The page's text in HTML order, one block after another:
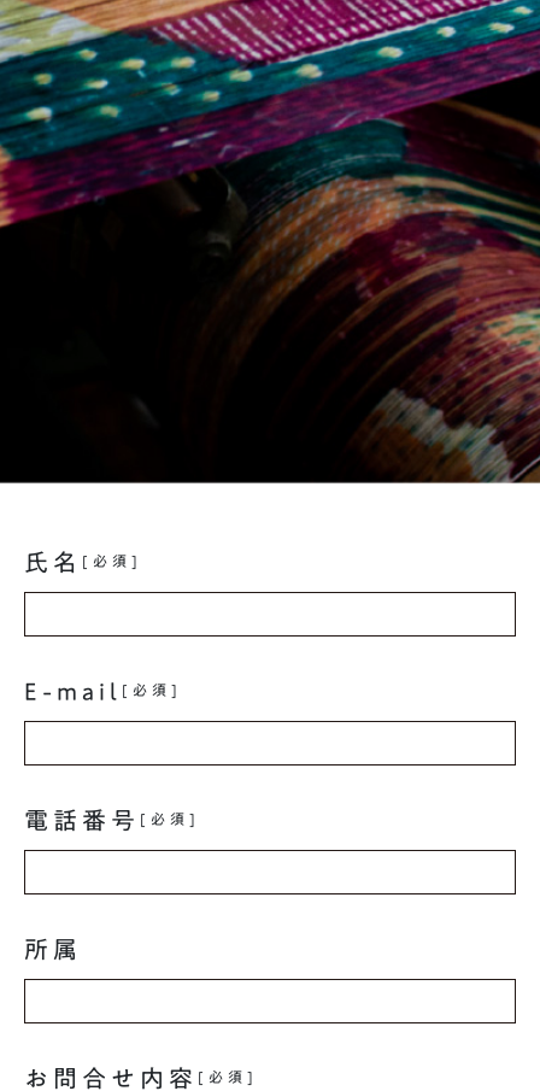
氏名 [必須]
E-mail [必須]
電話番号 [必須]
所属
お問合せ内容 [必須]